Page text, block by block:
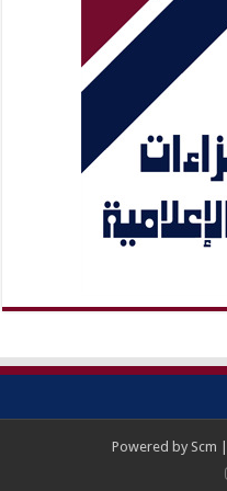
Powered by Scm